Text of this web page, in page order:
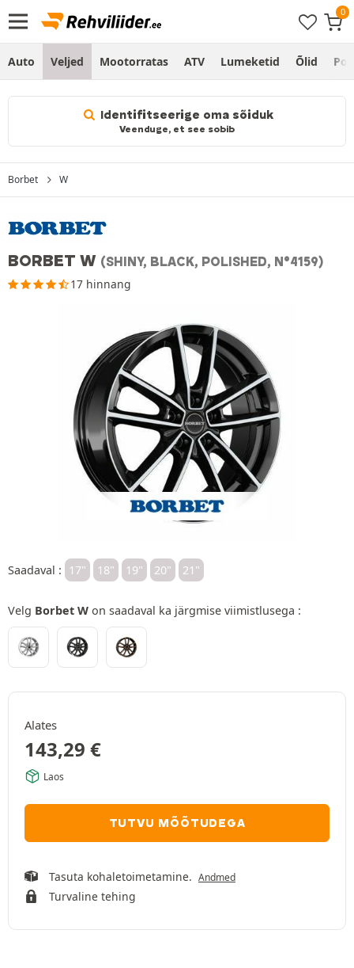
Auto Veljed Mootorratas ATV Lumeketid Õlid
Identifitseerige oma sõiduk
Veenduge, et see sobib
Borbet W
BORBET W (SHINY, BLACK, POLISHED, N°4159)
17 hinnang
Saadaval : 17" 18" 19" 20" 21"
Velg Borbet W on saadaval ka järgmise viimistlusega :
Alates
143,29 €
Laos
TUTVU MÕÕTUDEGA
Tasuta kohaletoimetamine. Andmed
Turvaline tehing